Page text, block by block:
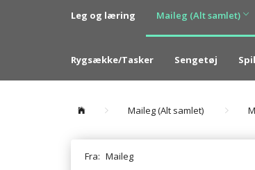
Leg og læring Maileg (Alt samlet)
Rygsække/Tasker Sengetøj Spil
Maileg (Alt samlet)
Fra: Maileg